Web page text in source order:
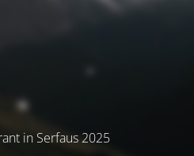
in Serfaus 2025